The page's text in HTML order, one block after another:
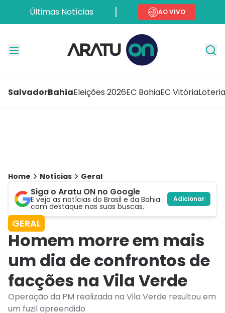
Últimas Notícias AO VIVO
SalvadorBahiaEleições 2026EC BahiaEC Vitória
Home Notícias Geral
Siga o Aratu ON no Google
E veja as notícias do Brasil e da Bahia
com destaque nas suas buscas.
Adicionar
GERAL
Homem morre em mais
um dia de confrontos de
facções na Vila Verde
Operação da PM realizada na Vila Verde resultou em
um fuzil apreendido